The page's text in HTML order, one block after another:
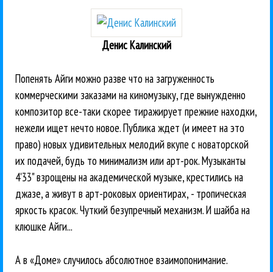
Денис Калинский
Попенять Айги можно разве что на загруженность
коммерческими заказами на киномузыку, где вынужденно
композитор все-таки скорее тиражирует прежние находки,
нежели ищет нечто новое. Публика ждет (и имеет на это
право) новых удивительных мелодий вкупе с новаторской
их подачей, будь то минимализм или арт-рок. Музыканты
4'33" взрощены на академической музыке, крестились на
джазе, а живут в арт-роковых ориентирах, - тропическая
яркость красок. Чуткий безупречный механизм. И шайба на
клюшке Айги...
А в «Доме» случилось абсолютное взаимопонимание.